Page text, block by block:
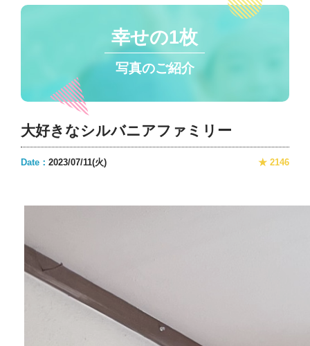
幸せの1枚
写真のご紹介
大好きなシルバニアファミリー
Date：2023/07/11(火) ★ 2146